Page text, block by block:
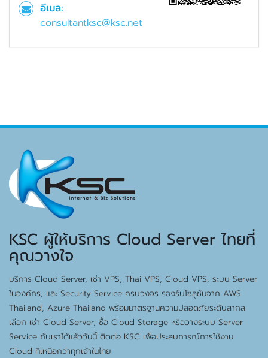
อีเมล:
consultantksc@ksc.net
KSC ผู้ให้บริการ Cloud Server ไทยที่
คุณวางใจ
บริการ Cloud Server, เช่า VPS, Thai VPS, Cloud VPS, ระบบ Server
ในองค์กร, และ Security Service ครบวงจร รองรับโซลูชันจาก AWS
Thailand, Azure Thailand พร้อมมาตรฐานความปลอดภัยระดับสากล
เลือก เช่า Cloud Server, ซื้อ Cloud Storage หรือวางระบบ Server
Service กับเราได้แล้ววันนี้ ติดต่อ KSC เพื่อประสบการณ์การใช้งาน
Cloud ที่เหนือกว่าทุกเจ้าในไทย